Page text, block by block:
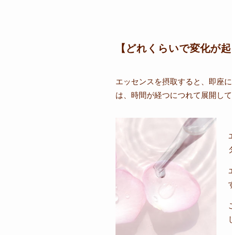
【どれくらいで変化が
エッセンスを摂取すると、即座
は、時間が経つにつれて展開し